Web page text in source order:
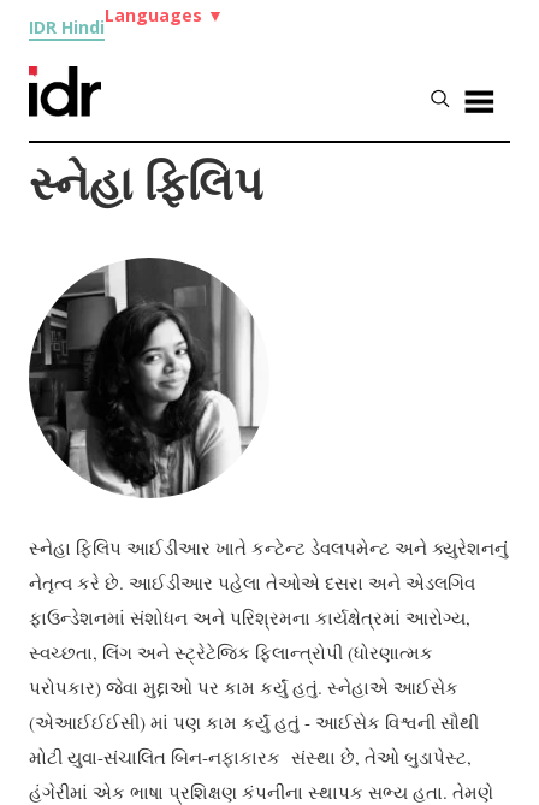
IDR Hindi
Languages ▼
સ્નેહા ફિલિપ
સ્નેહા ફિલિપ આઈડીઆર ખાતે કન્ટેન્ટ ડેવલપમેન્ટ અને ક્યુરેશનનું
નેતૃત્વ કરે છે. આઈડીઆર પહેલા તેઓએ દસરા અને એડલગિવ
ફાઉન્ડેશનમાં સંશોધન અને પરિશ્રમના કાર્યક્ષેત્રમાં આરોગ્ય,
સ્વચ્છતા, લિંગ અને સ્ટ્રેટેજિક ફિલાન્ત્રોપી (ધોરણાત્મક
પરોપકાર) જેવા મુદ્દાઓ પર કામ કર્યું હતું. સ્નેહાએ આઈસેક
(એઆઈઈઈસી) માં પણ કામ કર્યું હતું - આઈસેક વિશ્વની સૌથી
મોટી યુવા-સંચાલિત બિન-નફાકારક સંસ્થા છે, તેઓ બુડાપેસ્ટ,
હંગેરીમાં એક ભાષા પ્રશિક્ષણ કંપનીના સ્થાપક સભ્ય હતા. તેમણે